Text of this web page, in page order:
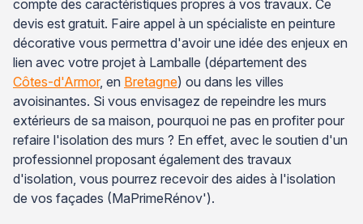
compte des caractéristiques propres à vos travaux. Ce
devis est gratuit. Faire appel à un spécialiste en peinture
décorative vous permettra d'avoir une idée des enjeux en
lien avec votre projet à Lamballe (département des
Côtes-d'Armor, en Bretagne) ou dans les villes
avoisinantes. Si vous envisagez de repeindre les murs
extérieurs de sa maison, pourquoi ne pas en profiter pour
refaire l'isolation des murs ? En effet, avec le soutien d'un
professionnel proposant également des travaux
d'isolation, vous pourrez recevoir des aides à l'isolation
de vos façades (MaPrimeRénov').